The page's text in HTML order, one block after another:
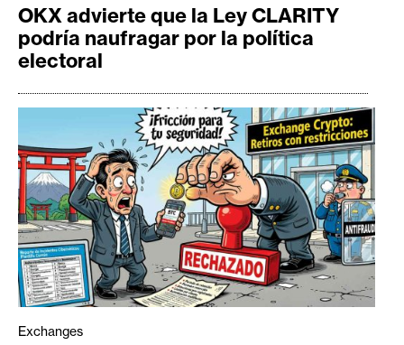
OKX advierte que la Ley CLARITY
podría naufragar por la política
electoral
Exchanges